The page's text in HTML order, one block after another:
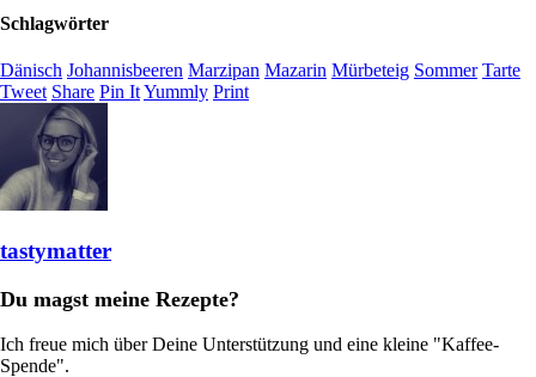
Schlagwörter
Dänisch Johannisbeeren Marzipan Mazarin Mürbeteig Sommer Tarte
Tweet Share Pin ItYummly Print
tastymatter
Du magst meine Rezepte?
Ich freue mich über Deine Unterstützung und eine kleine "Kaffee-
Spende".